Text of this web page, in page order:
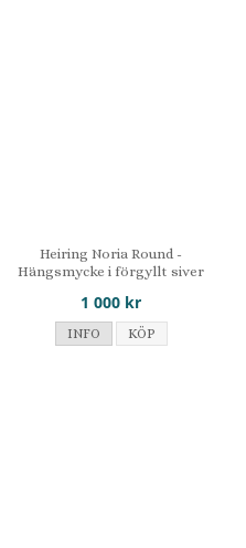
Heiring Noria Round -
Hängsmycke i förgyllt siver
1 000 kr
INFO KÖP